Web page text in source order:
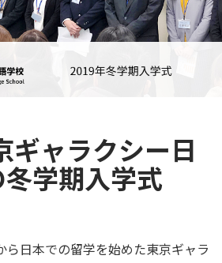
ギャラクシー日
学期入学式
ら日本での留学を始めた東京ギャラ